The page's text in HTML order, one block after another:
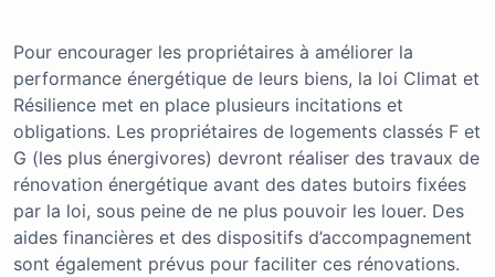
Pour encourager les propriétaires à améliorer la
performance énergétique de leurs biens, la loi Climat et
Résilience met en place plusieurs incitations et
obligations. Les propriétaires de logements classés F et
G (les plus énergivores) devront réaliser des travaux de
rénovation énergétique avant des dates butoirs fixées
par la loi, sous peine de ne plus pouvoir les louer. Des
aides financières et des dispositifs d’accompagnement
sont également prévus pour faciliter ces rénovations.